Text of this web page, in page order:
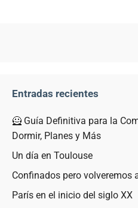
Entradas recientes
🦸 Guía Definitiva para la
Dormir, Planes y Más
Un día en Toulouse
Confinados pero volveremos
París en el inicio del siglo XX